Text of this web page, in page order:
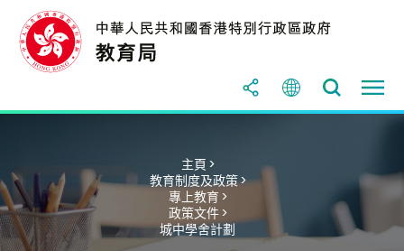
主頁 >
教育制度及政策 >
專上教育 >
政策文件 >
城中學舍計劃